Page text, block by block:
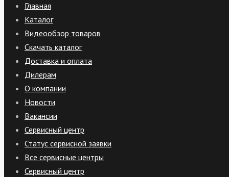
Главная
Каталог
Видеообзор товаров
Скачать каталог
Доставка и оплата
Дилерам
О компании
Новости
Вакансии
Сервисный центр
Статус сервисной заявки
Все сервисные центры
Сервисный центр